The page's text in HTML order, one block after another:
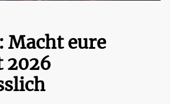
Macht eure
2026